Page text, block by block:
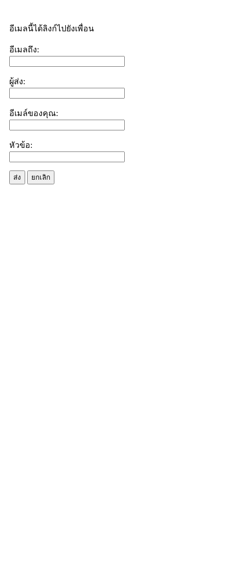
อีเมลนี้ได้ลิงก์ไปยังเพื่อน
อีเมลถึง:
ผู้ส่ง:
อีเมล์ของคุณ:
หัวข้อ:
ส่ง ยกเลิก